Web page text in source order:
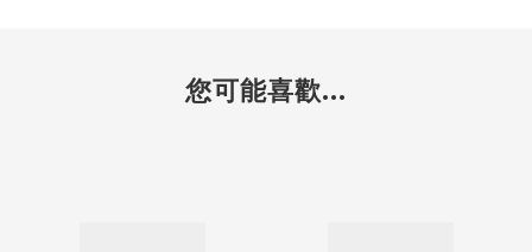
您可能喜歡...